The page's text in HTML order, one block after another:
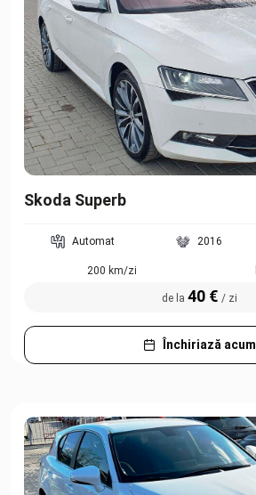
Skoda Superb
Automat 2016
200 km/zi
de la 40 € / zi
Închiriază acum